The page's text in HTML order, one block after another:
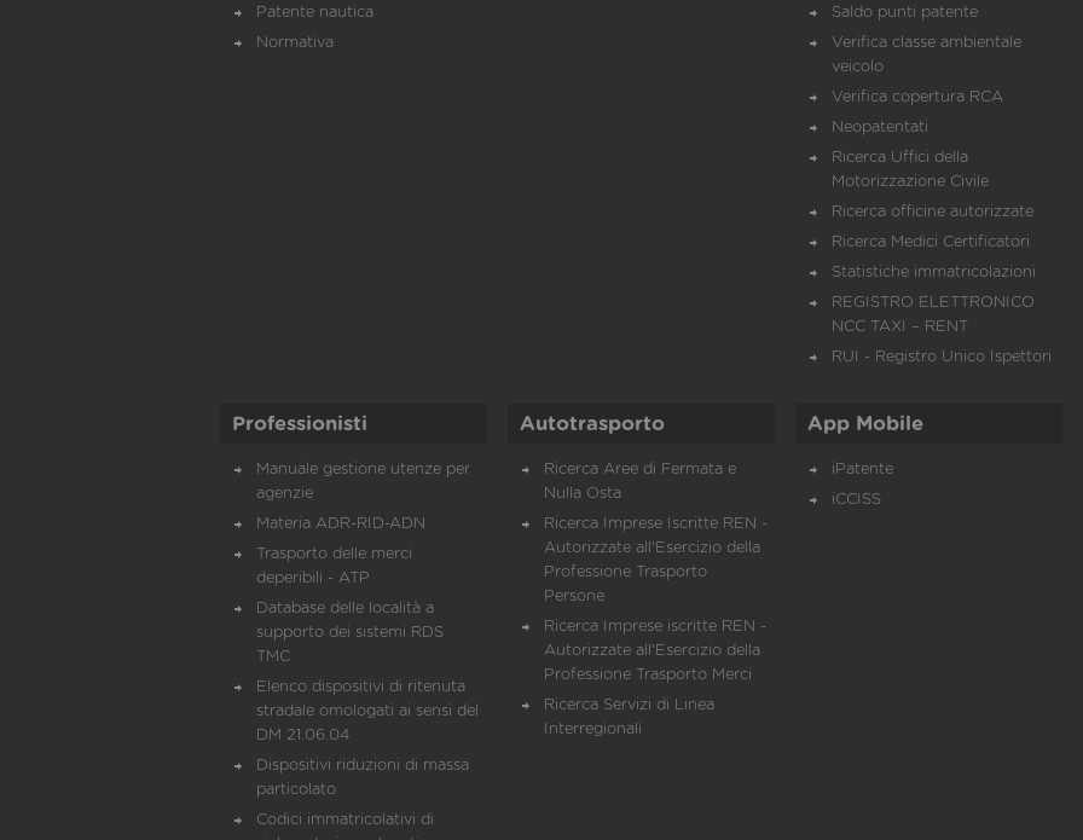
Patente nautica
Normativa
Saldo punti patente
Verifica classe ambientale
veicolo
Verifica copertura RCA
Neopatentati
Ricerca Uffici della
Motorizzazione Civile
Ricerca officine autorizzate
Ricerca Medici Certificatori
Statistiche immatricolazioni
REGISTRO ELETTRONICO
NCC TAXI – RENT
RUI - Registro Unico Ispettori
Professionisti
Manuale gestione utenze per
agenzie
Materia ADR-RID-ADN
Trasporto delle merci
deperibili - ATP
Database delle località a
supporto dei sistemi RDS
TMC
Elenco dispositivi di ritenuta
stradale omologati ai sensi del
DM 21.06.04
Dispositivi riduzioni di massa
particolato
Codici immatricolativi di
Autotrasporto
Ricerca Aree di Fermata e
Nulla Osta
Ricerca Imprese Iscritte REN -
Autorizzate all'Esercizio della
Professione Trasporto
Persone
Ricerca Imprese iscritte REN -
Autorizzate all'Esercizio della
Professione Trasporto Merci
Ricerca Servizi di Linea
Interregionali
App Mobile
iPatente
iCCISS